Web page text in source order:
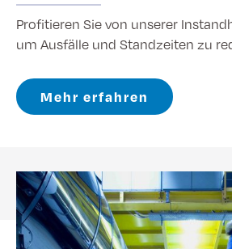
Profitieren Sie von unserer
um Ausfälle und Standzeiten zu
Mehr erfahren